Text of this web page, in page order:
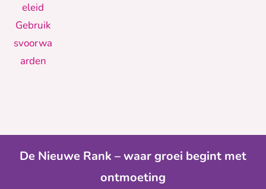
eleid
Gebruik
svoorwa
arden
De Nieuwe Rank – waar groei begint met
ontmoeting